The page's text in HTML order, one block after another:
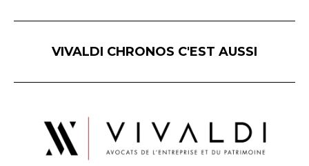
VIVALDI CHRONOS C'EST AUSSI